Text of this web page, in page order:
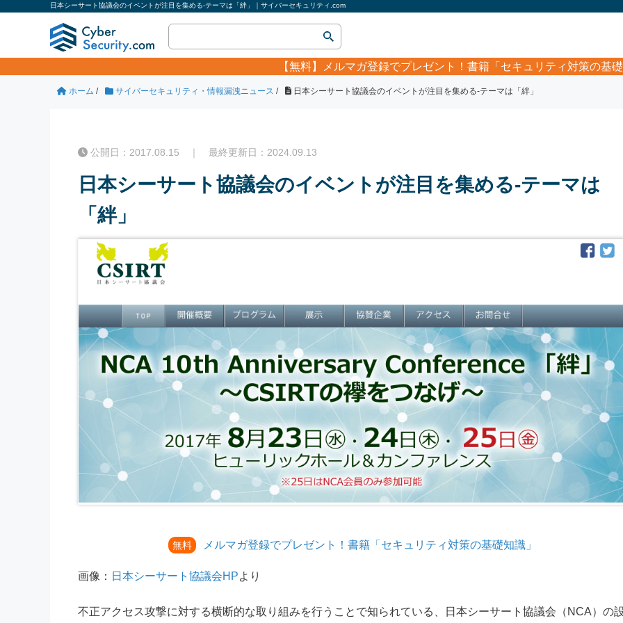
日本シーサート協議会のイベントが注目を集める‐テーマは「絆」｜サイバーセキュリティ.com
【無料】 メルマガ登録でプレゼント！書籍「セキュリティ対策の基
ホーム / サイバーセキュリティ・情報漏洩ニュース / 日本シーサート協議会のイベントが注目を集める‐テーマは「絆」
公開日：2017.08.15 ｜ 最終更新日：2024.09.13
日本シーサート協議会のイベントが注目を集める‐テーマは
「絆」
無料 メルマガ登録でプレゼント！書籍「セキュリティ対策の基礎知識」
画像： 日本シーサート協議会HPより
不正アクセス攻撃に対する横断的な取り組みを行うことで知られている、日本シーサート協議会（NCA）の